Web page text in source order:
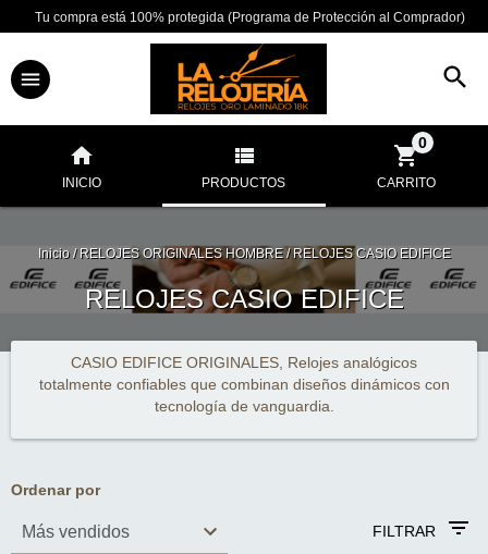
Tu compra está 100% protegida (Programa de Protección al Comprador)
INICIO PRODUCTOS CARRITO
0
Inicio / RELOJES ORIGINALES HOMBRE / RELOJES CASIO EDIFICE
RELOJES CASIO EDIFICE
CASIO EDIFICE ORIGINALES, Relojes analógicos
totalmente confiables que combinan diseños dinámicos con
tecnología de vanguardia.
Ordenar por
FILTRAR